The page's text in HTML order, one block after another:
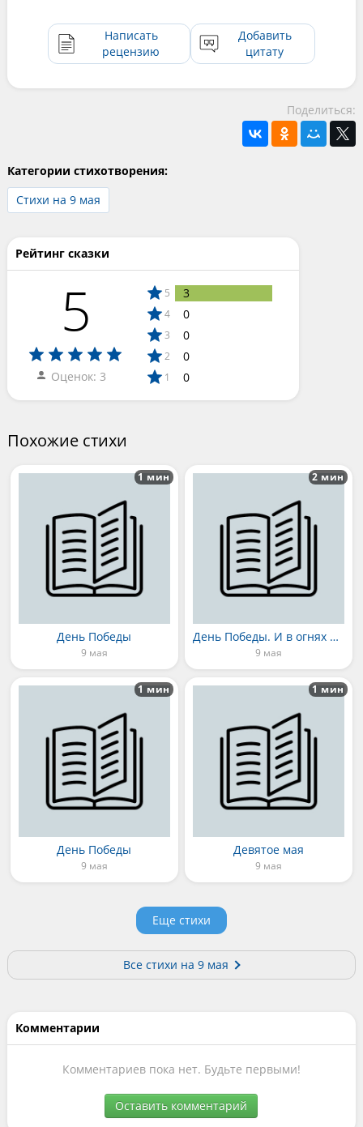
Написать
рецензию
Добавить
цитату
Поделиться:
Категории стихотворения:
Стихи на 9 мая
Рейтинг сказки
5
Оценок: 3
5 3
4 0
3 0
2 0
1 0
Похожие стихи
День Победы
9 мая
1 мин
День Победы. И в огнях салюта
9 мая
2 мин
День Победы
9 мая
1 мин
Девятое мая
9 мая
1 мин
Еще стихи
Все стихи на 9 мая
Комментарии
Комментариев пока нет. Будьте первыми!
Оставить комментарий